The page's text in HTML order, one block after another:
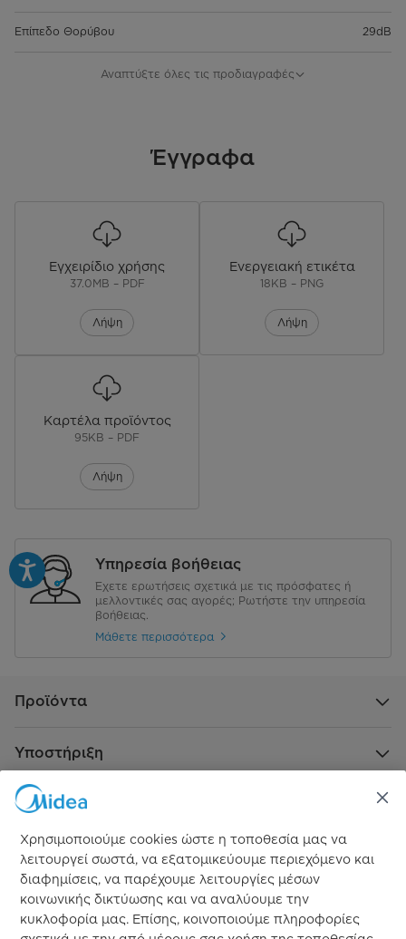
Επίπεδο Θορύβου 29dB
Δυνατότητα κατάψυξης
Διαστάσεις (Υ x Π x Β) cm
Εγγύηση Συμπιεστή
EAN CODE 4048164114887
Αναπτύξτε όλες τις προδιαγραφές
Έγγραφα
Εγχειρίδιο χρήσης
37.0MB – PDF
Λήψη
Ενεργειακή ετικέτα
18KB – PNG
Λήψη
Καρτέλα προϊόντος
95KB – PDF
Λήψη
Υπηρεσία βοήθειας
Έχετε ερωτήσεις σχετικά με τις πρόσφατες ή
μελλοντικές σας αγορές; Ρωτήστε την υπηρεσία
βοήθειας.
Μάθετε περισσότερα
Προϊόντα
Υποστήριξη
Πληροφορίες
Επίσημος χορηγός
Χρησιμοποιούμε cookies ώστε η τοποθεσία μας να
λειτουργεί σωστά, να εξατομικεύουμε περιεχόμενο και
διαφημίσεις, να παρέχουμε λειτουργίες μέσων
κοινωνικής δικτύωσης και να αναλύουμε την
κυκλοφορία μας. Επίσης, κοινοποιούμε πληροφορίες